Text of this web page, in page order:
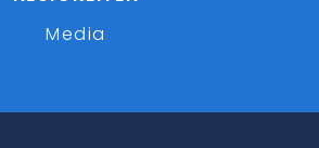
Media